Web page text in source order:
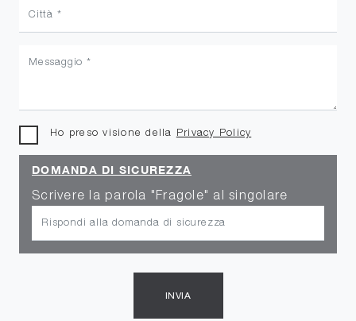
Ho preso visione della Privacy Policy
DOMANDA DI SICUREZZA
Scrivere la parola "Fragole" al singolare
INVIA